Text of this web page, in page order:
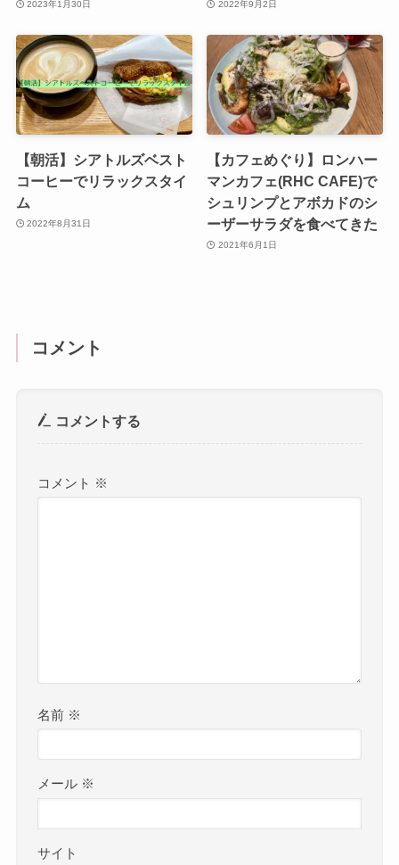
2023年1月30日 2022年9月2日
【朝活】シアトルズベスト
コーヒーでリラックスタイ
ム
2022年8月31日
【カフェめぐり】ロンハー
マンカフェ(RHC CAFE)で
シュリンプとアボカドのシ
ーザーサラダを食べてきた
2021年6月1日
コメント
コメントする
コメント ※
名前 ※
メール ※
サイト